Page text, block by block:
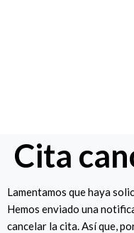
Cita
Lamentamos que haya
Hemos enviado una
cancelar la cita. Así que,